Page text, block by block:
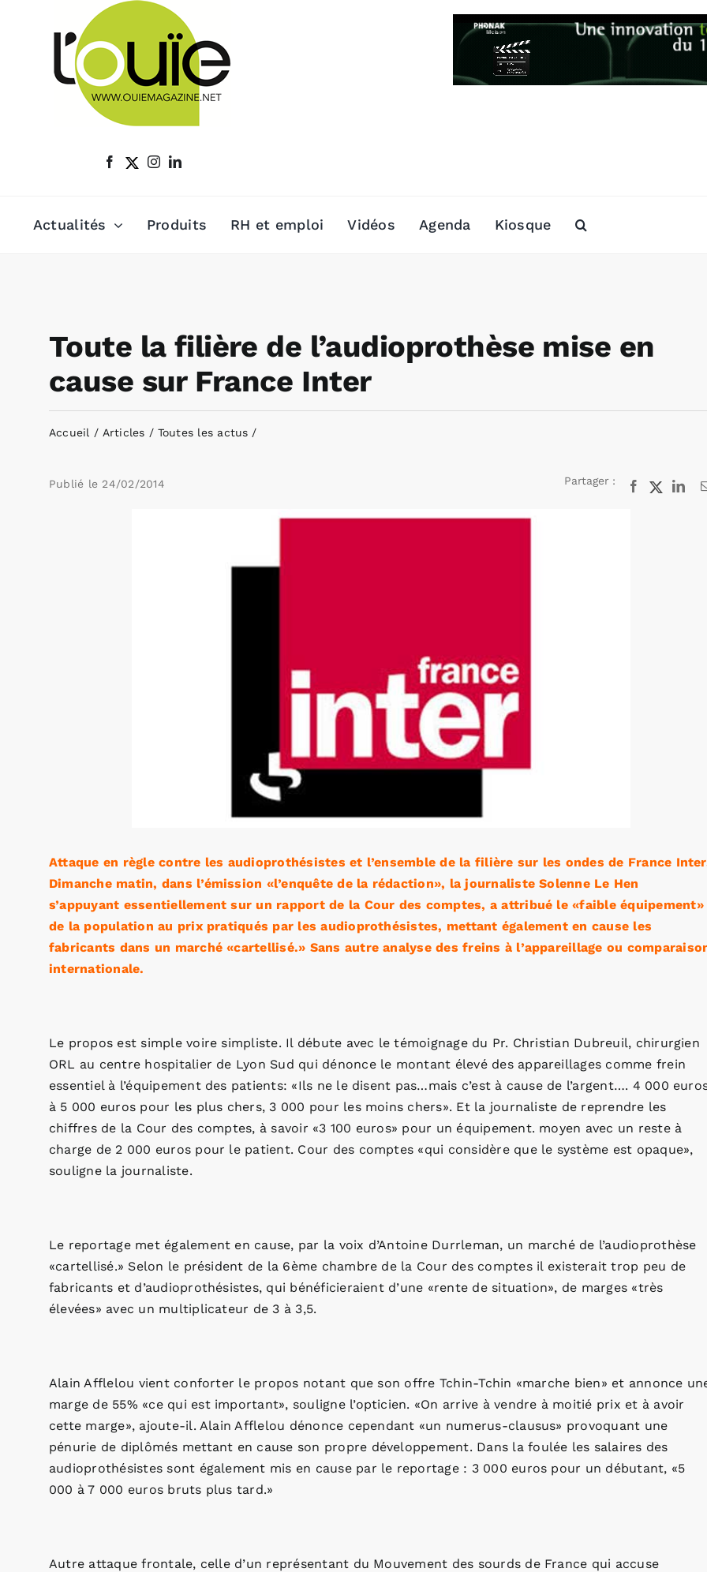
Actualités Produits RH et emploi Vidéos Agenda Kiosque
Toute la filière de l’audioprothèse mise en
cause sur France Inter
Accueil Articles Toutes les actus
Publié le 24/02/2014 Partager : Facebook
X
Attaque en règle contre les audioprothésistes et l’ensemble de la filière sur les ondes de France
Dimanche matin, dans l’émission «l’enquête de la rédaction», la journaliste Solenne Le Hen
s’appuyant essentiellement sur un rapport de la Cour des comptes, a attribué le «faible équipement»
de la population au prix pratiqués par les audioprothésistes, mettant également en cause les
fabricants dans un marché «cartellisé.» Sans autre analyse des freins à l’appareillage ou
internationale.
Le propos est simple voire simpliste. Il débute avec le témoignage du Pr. Christian Dubreuil, chirurgien
ORL au centre hospitalier de Lyon Sud qui dénonce le montant élevé des appareillages comme frein
essentiel à l’équipement des patients: «Ils ne le disent pas…mais c’est à cause de l’argent…. 4 000
à 5 000 euros pour les plus chers, 3 000 pour les moins chers». Et la journaliste de reprendre les
chiffres de la Cour des comptes, à savoir «3 100 euros» pour un équipement. moyen avec un reste à
charge de 2 000 euros pour le patient. Cour des comptes «qui considère que le système est opaque»,
souligne la journaliste.
Le reportage met également en cause, par la voix d’Antoine Durrleman, un marché de l’audioprothèse
«cartellisé.» Selon le président de la 6ème chambre de la Cour des comptes il existerait trop peu de
fabricants et d’audioprothésistes, qui bénéficieraient d’une «rente de situation», de marges «très
élevées» avec un multiplicateur de 3 à 3,5.
Alain Afflelou vient conforter le propos notant que son offre Tchin-Tchin «marche bien» et annonce
marge de 55% «ce qui est important», souligne l’opticien. «On arrive à vendre à moitié prix et à avoir
cette marge», ajoute-il. Alain Afflelou dénonce cependant «un numerus-clausus» provoquant une
pénurie de diplômés mettant en cause son propre développement. Dans la foulée les salaires des
audioprothésistes sont également mis en cause par le reportage : 3 000 euros pour un débutant, «5
000 à 7 000 euros bruts plus tard.»
Autre attaque frontale, celle d’un représentant du Mouvement des sourds de France qui accuse